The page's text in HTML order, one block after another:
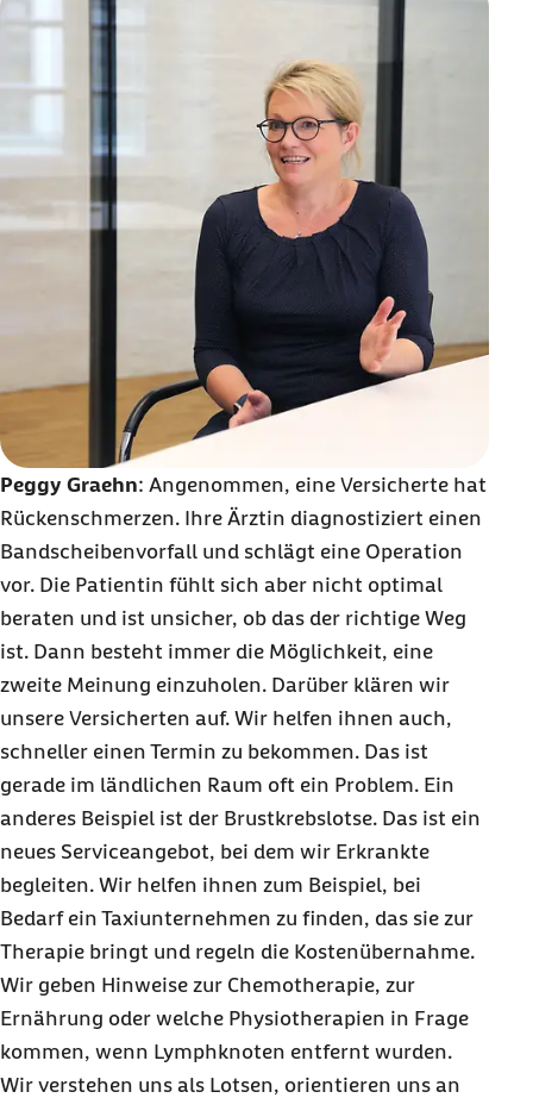
Peggy Graehn: Angenommen, eine Versicherte hat
Rückenschmerzen. Ihre Ärztin diagnostiziert einen
Bandscheibenvorfall und schlägt eine Operation
vor. Die Patientin fühlt sich aber nicht optimal
beraten und ist unsicher, ob das der richtige Weg
ist. Dann besteht immer die Möglichkeit, eine
zweite Meinung einzuholen. Darüber klären wir
unsere Versicherten auf. Wir helfen ihnen auch,
schneller einen Termin zu bekommen. Das ist
gerade im ländlichen Raum oft ein Problem. Ein
anderes Beispiel ist der Brustkrebslotse. Das ist ein
neues Serviceangebot, bei dem wir Erkrankte
begleiten. Wir helfen ihnen zum Beispiel, bei
Bedarf ein Taxiunternehmen zu finden, das sie zur
Therapie bringt und regeln die Kostenübernahme.
Wir geben Hinweise zur Chemotherapie, zur
Ernährung oder welche Physiotherapien in Frage
kommen, wenn Lymphknoten entfernt wurden.
Wir verstehen uns als Lotsen, orientieren uns an